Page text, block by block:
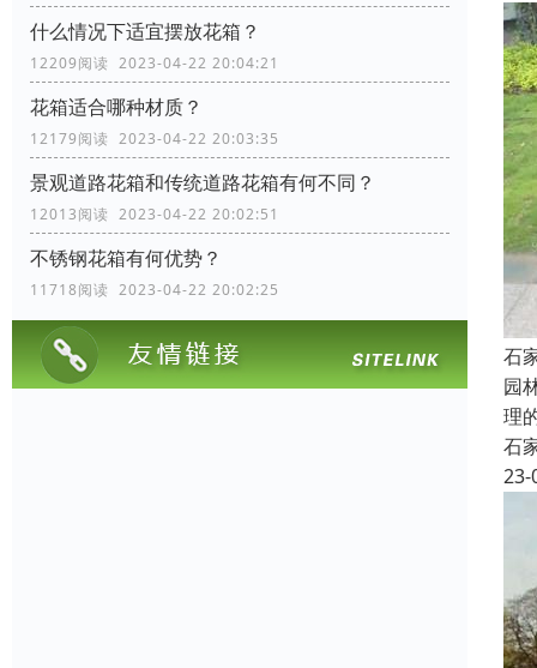
什么情况下适宜摆放花箱？
12209阅读 2023-04-22 20:04:21
花箱适合哪种材质？
12179阅读 2023-04-22 20:03:35
景观道路花箱和传统道路花箱有何不同？
12013阅读 2023-04-22 20:02:51
不锈钢花箱有何优势？
11718阅读 2023-04-22 20:02:25
石
园
理
石
23-